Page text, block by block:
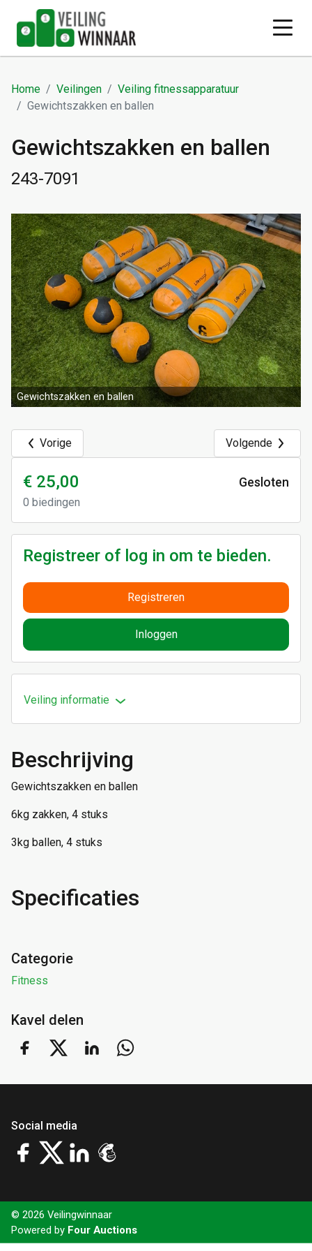
Home Veilingen
Veiling fitnessapparatuur
Gewichtszakken en ballen
Gewichtszakken en ballen
243-7091
Gewichtszakken en ballen
Vorige Volgende
€ 25,00
0 biedingen
Gesloten
Registreer of log in om te bieden.
Registreren
Inloggen
Veiling informatie
Beschrijving
Gewichtszakken en ballen
6kg zakken, 4 stuks
3kg ballen, 4 stuks
Specificaties
Categorie
Fitness
Kavel delen
Social media
© 2026 Veilingwinnaar
Powered by Four Auctions